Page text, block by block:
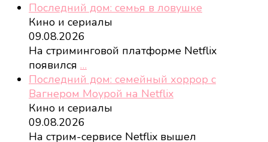
Последний дом: семья в ловушке
Кино и сериалы
09.08.2026
На стриминговой платформе Netflix
появился …
Последний дом: семейный хоррор с
Вагнером Моурой на Netflix
Кино и сериалы
09.08.2026
На стрим-сервисе Netflix вышел